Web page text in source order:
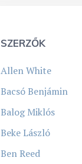
SZERZŐK
Allen White
Bacsó Benjámin
Balog Miklós
Beke László
Ben Reed